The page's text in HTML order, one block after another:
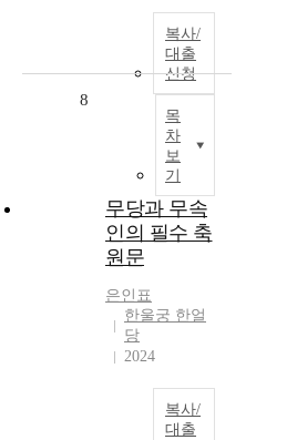
복사/
대출
신청
목
차
보
기
8
무당과 무속
인의 필수 축
원문
은인표
한울궁 한얼
당
2024
복사/
대출